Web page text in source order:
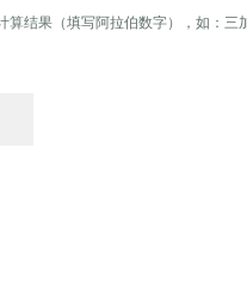
算结果（填写阿拉伯数字），如：三